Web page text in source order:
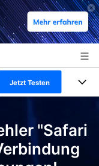
Jetzt Testen
"Safari